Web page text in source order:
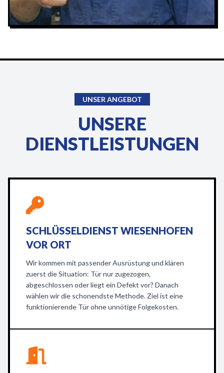
UNSER ANGEBOT
UNSERE
DIENSTLEISTUNGEN
SCHLÜSSELDIENST WIESENHOFEN
VOR ORT
Wir kommen mit passender Ausrüstung und klären
zuerst die Situation: Tür nur zugezogen,
abgeschlossen oder liegt ein Defekt vor? Danach
wählen wir die schonendste Methode. Ziel ist eine
funktionierende Tür ohne unnötige Folgekosten.